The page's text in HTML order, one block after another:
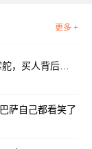
更多 +
萨自己都看笑了